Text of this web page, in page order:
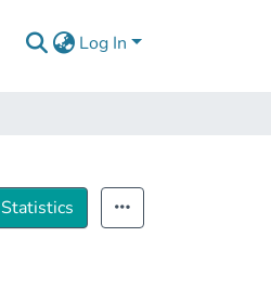
Log In
Statistics